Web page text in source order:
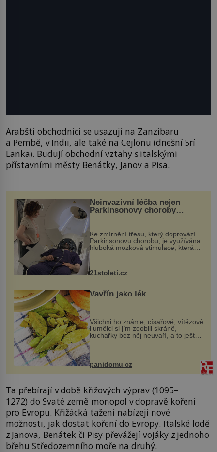
Arabští obchodníci se usazují na Zanzibaru
a Pembě, v Indii, ale také na Cejlonu (dnešní Srí
Lanka). Budují obchodní vztahy s italskými
přístavními městy Benátky, Janov a Pisa.
Neinvazivní léčba nejen
Parkinsonovy choroby
Ke zmírnění třesu, který doprovází
Parkinsonovu chorobu, je využívána
hluboká mozková stimulace, která
však vyžaduje vysoce invazivní
k dostatečně přesnému zacílení ...
21stoleti.cz
Vavřín jako lék
Všichni ho známe, císařové, vítězové
i umělci si jím zdobili skráně,
kuchařky bez něj neuvaří, a to ještě
nevíte, že bobkový list může výrazně
zmírnit některé naše neduhy.
Obsahuje v malém množství ně...
panidomu.cz
Ta přebírají v době křížových výprav (1095–
1272) do Svaté země monopol v dopravě koření
pro Evropu. Křižácká tažení nabízejí nové
možnosti, jak dostat koření do Evropy. Italské lodě
z Janova, Benátek či Pisy převážejí vojáky z jednoho
břehu Středozemního moře na druhý.